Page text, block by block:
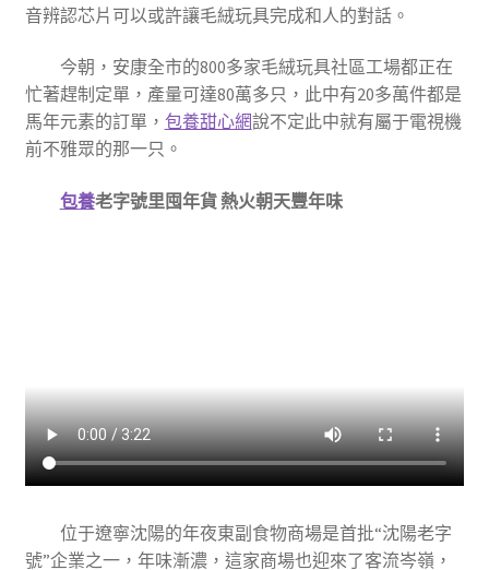
音辨認芯片可以或許讓毛絨玩具完成和人的對話。
今朝，安康全市的800多家毛絨玩具社區工場都正在
忙著趕制定單，產量可達80萬多只，此中有20多萬件都是
馬年元素的訂單， 包養甜心網說不定此中就有屬于電視機
前不雅眾的那一只。
包養老字號里囤年貨 熱火朝天豐年味
位于遼寧沈陽的年夜東副食物商場是首批“沈陽老字
號”企業之一，年味漸濃，這家商場也迎來了客流岑嶺，